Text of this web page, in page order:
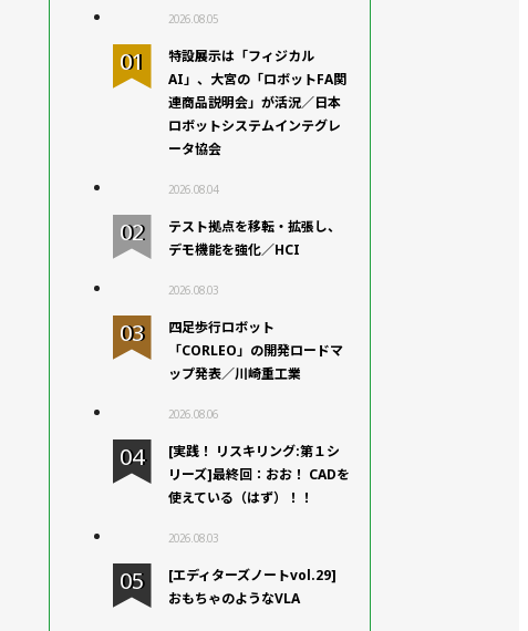
2026.08.05
特設展示は「フィジカル
AI」、大宮の「ロボットFA関
連商品説明会」が活況／日本
ロボットシステムインテグレ
ータ協会
2026.08.04
テスト拠点を移転・拡張し、
デモ機能を強化／HCI
2026.08.03
四足歩行ロボット
「CORLEO」の開発ロードマ
ップ発表／川崎重工業
2026.08.06
[実践！ リスキリング:第１シ
リーズ]最終回：おお！ CADを
使えている（はず）！！
2026.08.03
[エディターズノートvol.29]
おもちゃのようなVLA